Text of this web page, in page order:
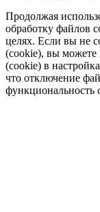
Продолжая
обработку файлов
целях. Если вы не
(cookie), вы можете
(cookie) в
что отключение
функциональность